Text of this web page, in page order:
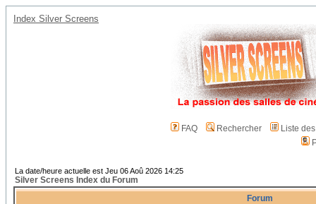
Index Silver Screens
FAQ Rechercher
Liste
La date/heure actuelle est Jeu 06 Aoû 2026 14:25
Silver Screens Index du Forum
Forum